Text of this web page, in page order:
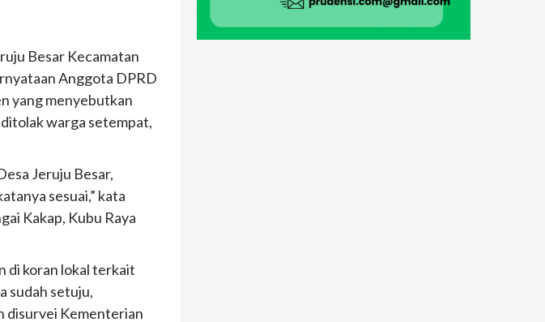
Besar Kecamatan
Anggota DPRD
yang menyebutkan
warga setempat,
Jeruju Besar,
sesuai,” kata
Kakap, Kubu Raya
di koran lokal terkait
sudah setuju,
disurvei Kementerian